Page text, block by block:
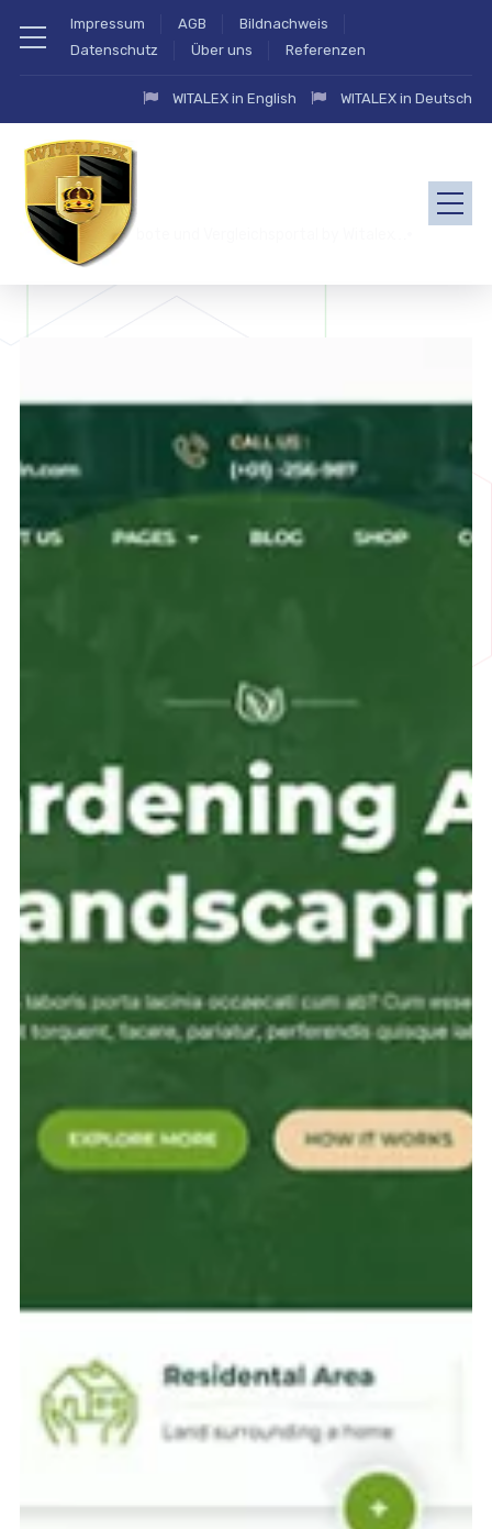
Impressum AGB
Bildnachweis
Datenschutz
Über uns Referenzen
WITALEX in English WITALEX in Deutsch
zahlung.eu Angebote und Vergleichsportal by Witalex